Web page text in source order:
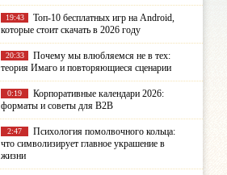
19:43
Топ-10 бесплатных игр на Android,
которые стоит скачать в 2026 году
20:33
Почему мы влюбляемся не в тех:
теория Имаго и повторяющиеся сценарии
0:19
Корпоративные календари 2026:
форматы и советы для B2B
2:47
Психология помолвочного кольца:
что символизирует главное украшение в
жизни